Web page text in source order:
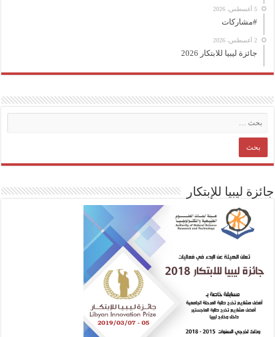
5 أغسطس، 2026
#مشاركات
2 أغسطس، 2026
جائزة ليبيا للابتكار 2026
جائزة ليبيا للإبتكار